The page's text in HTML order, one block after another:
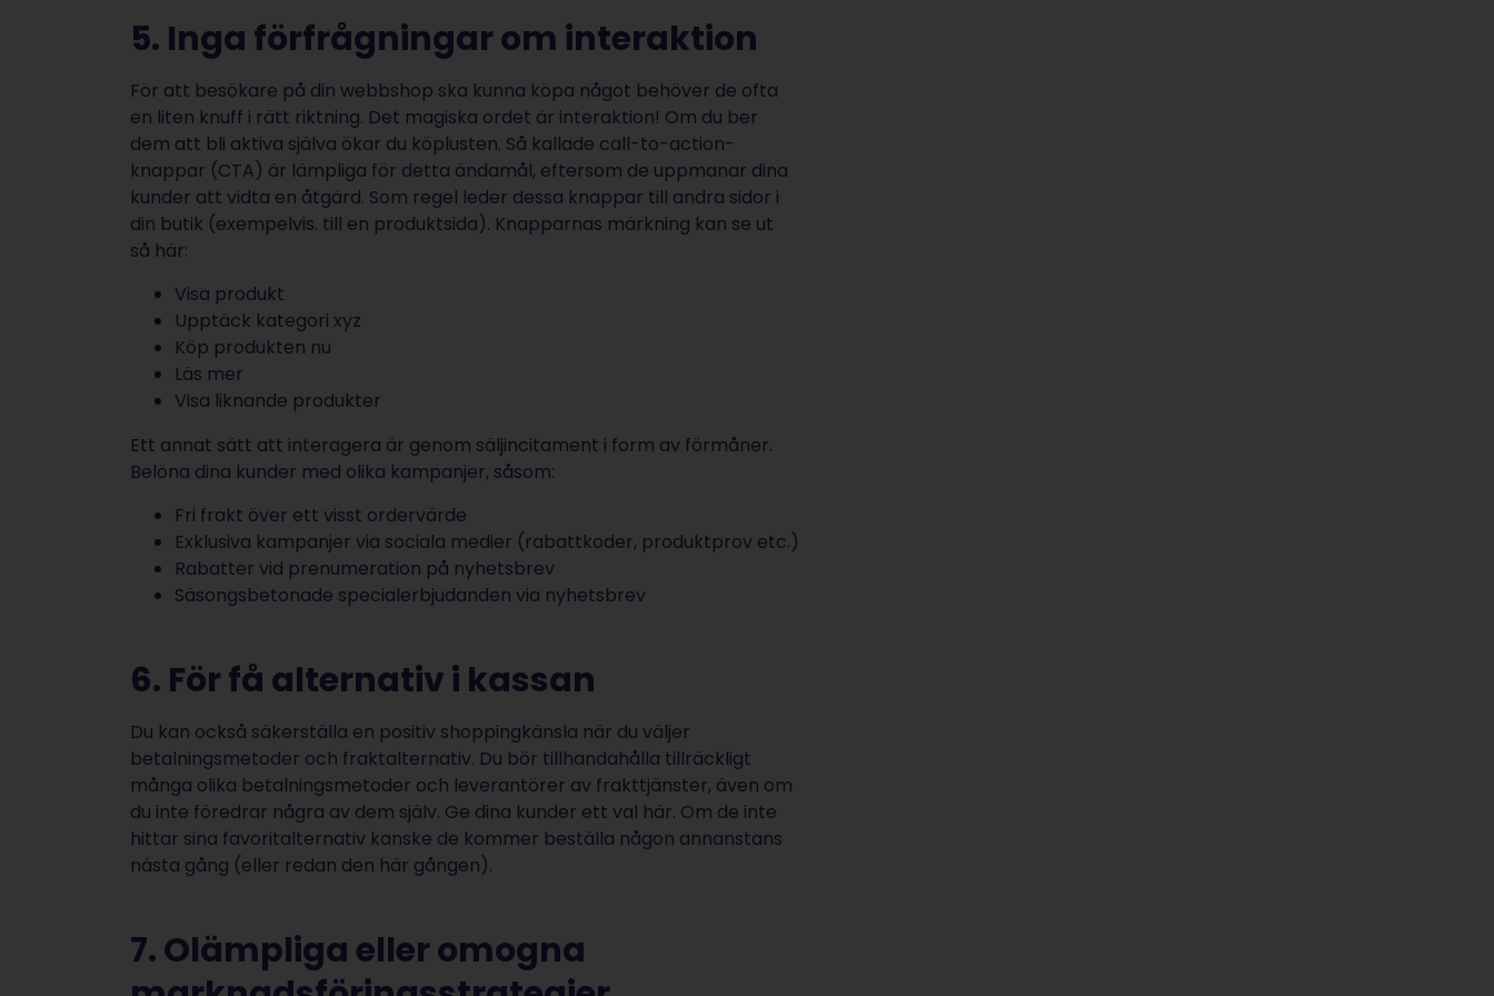
5. Inga förfrågningar om interaktion
För att besökare på din webbshop ska kunna köpa något behöver de ofta
en liten knuff i rätt riktning. Det magiska ordet är interaktion! Om du ber
dem att bli aktiva själva ökar du köplusten. Så kallade call-to-action-
knappar (CTA) är lämpliga för detta ändamål, eftersom de uppmanar dina
kunder att vidta en åtgärd. Som regel leder dessa knappar till andra sidor i
din butik (exempelvis. till en produktsida). Knapparnas märkning kan se ut
så här:
Visa produkt
Upptäck kategori xyz
Köp produkten nu
Läs mer
Visa liknande produkter
Ett annat sätt att interagera är genom säljincitament i form av förmåner.
Belöna dina kunder med olika kampanjer, såsom:
Fri frakt över ett visst ordervärde
Exklusiva kampanjer via sociala medier (rabattkoder, produktprov etc.)
Rabatter vid prenumeration på nyhetsbrev
Säsongsbetonade specialerbjudanden via nyhetsbrev
6. För få alternativ i kassan
Du kan också säkerställa en positiv shoppingkänsla när du väljer
betalningsmetoder och fraktalternativ. Du bör tillhandahålla tillräckligt
många olika betalningsmetoder och leverantörer av frakttjänster, även om
du inte föredrar några av dem själv. Ge dina kunder ett val här. Om de inte
hittar sina favoritalternativ kanske de kommer beställa någon annanstans
nästa gång (eller redan den här gången).
7. Olämpliga eller omogna